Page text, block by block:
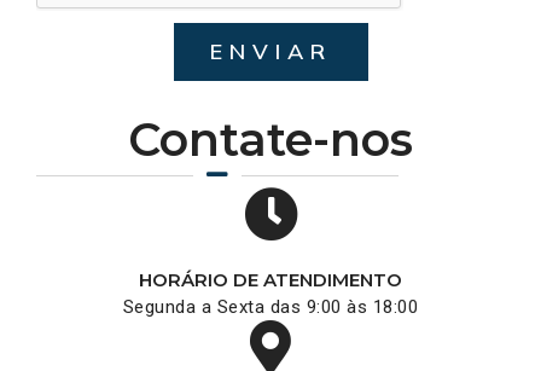
Contate-nos
HORÁRIO DE ATENDIMENTO
Segunda a Sexta das 9:00 às 18:00
ENVIAR